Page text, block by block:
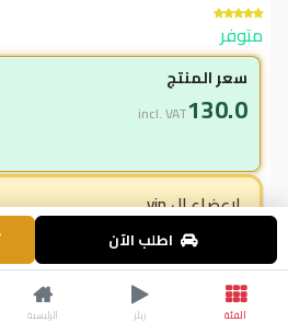
متوفر
سعر المنتج
130.0
incl. VAT
لاعضاء ال vip
130.00
incl. VAT
175.00 وفر45.00
% خصم
اطلب الآن
الفئة ريلز الرئيسية